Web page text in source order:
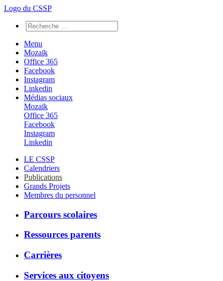
Logo du CSSP
Menu
Mozaïk
Office 365
Facebook
Instagram
Linkedin
Médias sociaux
Mozaïk
Office 365
Facebook
Instagram
Linkedin
LE CSSP
Calendriers
Publications
Grands Projets
Membres du personnel
Parcours scolaires
Ressources parents
Carrières
Services aux citoyens